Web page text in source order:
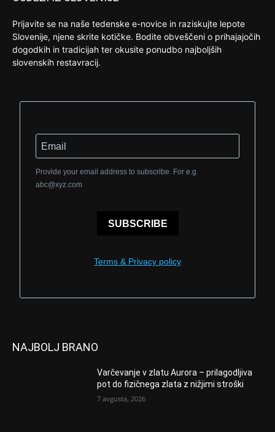
Prijavite se na naše tedenske e-novice in raziskujte lepote
Slovenije, njene skrite kotičke. Bodite obveščeni o prihajajočih
dogodkih in tradicijah ter okusite ponudbo najboljših
slovenskih restavracij.
Provide your email address to subscribe. For e.g
abc@xyz.com
SUBSCRIBE
Terms & Privacy policy
NAJBOLJ BRANO
Varčevanje v zlatu Aurora – prilagodljiva
pot do fizičnega zlata z nižjimi stroški
7 avgusta, 2026